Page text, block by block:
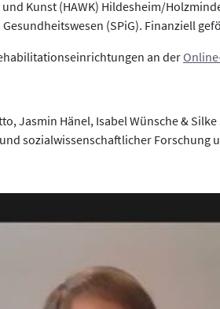
Kunst (HAWK) Hildesheim/
(SPiG). Finanziell
an der
Jasmin Hänel, Isabel Wünsche &
sozialwissenschaftlicher Forschung